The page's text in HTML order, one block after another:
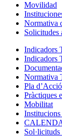
Movilidad
Normativa
Solicitudes
Indicadors
Indicadors
Normativa
Pla
Pràctiques
Mobilitat